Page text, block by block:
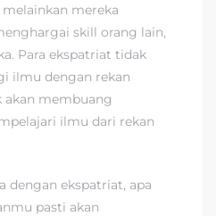
mereka
skill orang lain,
Para ekspatriat tidak
ilmu dengan rekan
akan membuang
ilmu dari rekan
dengan ekspatriat, apa
pasti akan